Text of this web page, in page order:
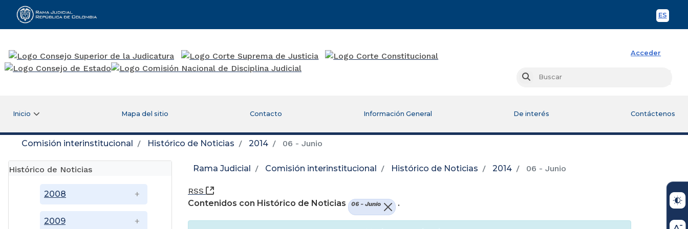
ES
Rama Judicial
Acceder
Buscar
Inicio Mapa del sitio Contacto Información General De interés Contáctenos
Comisión interinstitucional Histórico de Noticias 2014 06 - Junio
Histórico de Noticias
2008
2009
Rama Judicial Comisión interinstitucional Histórico de Noticias 2014 06 - Junio
RSS
(Abre una nueva ventana)
Contenidos con Histórico de Noticias
06 - Junio .